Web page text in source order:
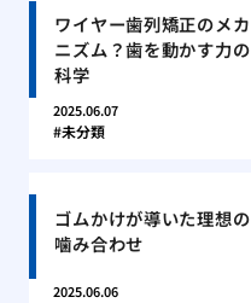
ワイヤー歯列矯正のメカ
ニズム？歯を動かす力の
科学
2025.06.07
未分類
ゴムかけが導いた理想の
噛み合わせ
2025.06.06